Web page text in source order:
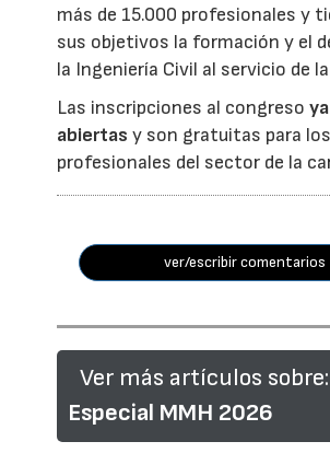
más de 15.000 profesionales y
sus objetivos la formación y el
la Ingeniería Civil al servicio de
Las inscripciones al congreso
abiertas y son gratuitas para los
profesionales del sector de la
ver/escribir comentarios
Ver más artículos sobre:
Especial MMH 2026